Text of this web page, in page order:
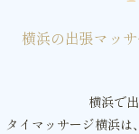
横浜の出張マッ
横浜で
タイマッサージ横浜